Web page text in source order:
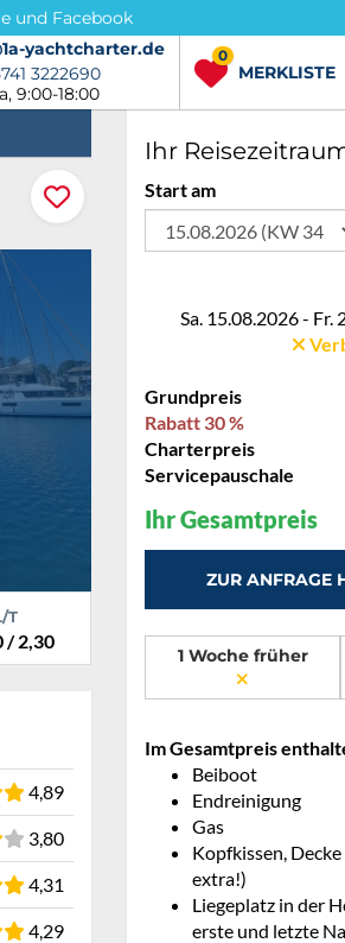
und Facebook
yachtcharter.de
yachtcharter.de
3222690
3222690
9:00-18:00
MERKLISTE
0
T
/ 2,30
4,89
3,80
4,31
4,29
Ihr
Start am
Sa. 15.08.2026 - Fr.
Grundpreis
Rabatt 30 %
Charterpreis
Servicepauschale
Ihr Gesamtpreis
ZUR ANFRAGE
1 Woche früher
Im Gesamtpreis
Beiboot
Endreinigung
Gas
Kopfkissen,
extra!)
Liegeplatz in der
erste und letzte